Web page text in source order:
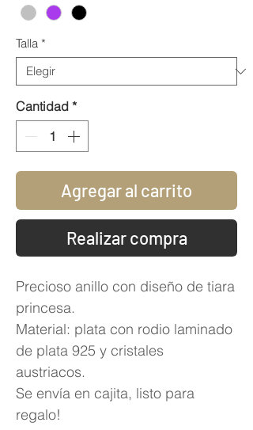
Talla *
Cantidad *
Agregar al carrito
Realizar compra
Precioso anillo con diseño de tiara
princesa.
Material: plata con rodio laminado
de plata 925 y cristales
austriacos.
Se envía en cajita, listo para
regalo!